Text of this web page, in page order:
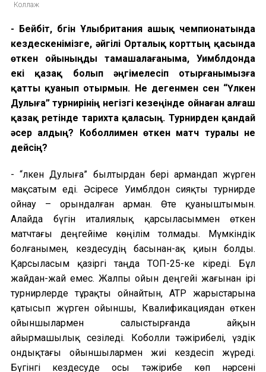
Коллаж
- Бейбіт, бүгін Ұлыбритания ашық чемпионатында
кездескенімізге, әйгілі Орталық корттың қасында
өткен ойыныңды тамашалағаныма, Уимблдонда
екі қазақ болып әңгімелесіп отырғанымызға
қатты қуанып отырмын. Не дегенмен сен “Үлкен
Дулыға” турнирінің негізгі кезеңінде ойнаған алғаш
қазақ ретінде тарихта қаласың. Турнирден қандай
әсер алдың? Коболлимен өткен матч туралы не
дейсің?
- “Үлкен Дулыға” былтырдан бері армандап жүрген
мақсатым еді. Әсіресе Уимблдон сияқты турнирде
ойнау – орындалған арман. Өте қуаныштымын.
Алайда бүгін италиялық қарсыласыммен өткен
матчтағы деңгейіме көңілім толмады. Мүмкіндік
болғанымен, кездесудің басынан-ақ қиын болды.
Қарсыласым қазіргі таңда ТОП-25-ке кіреді. Бұл
жайдан-жай емес. Жалпы ойын деңгейі жағынан ірі
турнирлерде тұрақты ойнайтын, ATP жарыстарына
қатысып жүрген ойыншы, Квалификациядан өткен
ойыншылармен салыстырғанда айқын
айырмашылық сезіледі. Коболли тәжірибелі, үздік
ондықтағы ойыншылармен жиі кездесіп жүреді.
Бүгінгі кездесуде осы тәжірибе көп нәрсені